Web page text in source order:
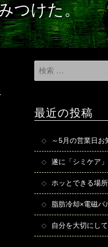
つけた。
検
索
最近の投稿
～5月の営業日お
遂に「シミケア
ホッとできる場
脂肪冷却×電磁パ
自分を大切にし